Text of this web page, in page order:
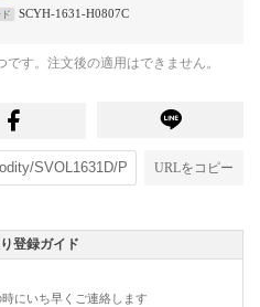
SCYH-1631-H0807C
す。注文後の適用はできません。
URLをコピー
登録ガイド
にいち早くご連絡します